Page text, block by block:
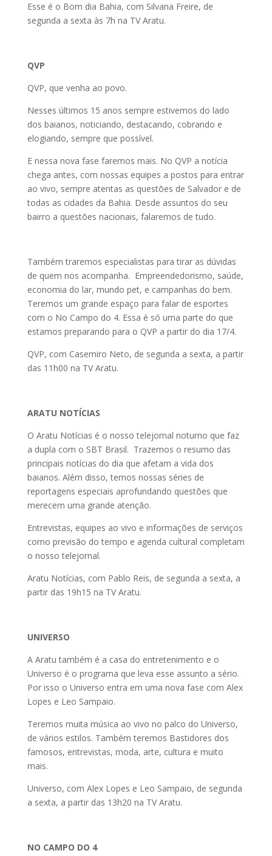
Esse é o Bom dia Bahia, com Silvana Freire, de
segunda a sexta às 7h na TV Aratu.
QVP
QVP, que venha ao povo.
Nesses últimos 15 anos sempre estivemos do lado
dos baianos, noticiando, destacando, cobrando e
elogiando, sempre que possível.
E nessa nova fase faremos mais. No QVP a notícia
chega antes, com nossas equipes a postos para entrar
ao vivo, sempre atentas as questões de Salvador e de
todas as cidades da Bahia. Desde assuntos do seu
bairro a questões nacionais, falaremos de tudo.
Também traremos especialistas para tirar as dúvidas
de quem nos acompanha. Empreendedorismo, saúde,
economia do lar, mundo pet, e campanhas do bem.
Teremos um grande espaço para falar de esportes
com o No Campo do 4. Essa é só uma parte do que
estamos preparando para o QVP a partir do dia 17/4.
QVP, com Casemiro Neto, de segunda a sexta, a partir
das 11h00 na TV Aratu.
ARATU NOTÍCIAS
O Aratu Notícias é o nosso telejornal noturno que faz
a dupla com o SBT Brasil. Trazemos o resumo das
principais notícias do dia que afetam a vida dos
baianos. Além disso, temos nossas séries de
reportagens especiais aprofundando questões que
merecem uma grande atenção.
Entrevistas, equipes ao vivo e informações de serviços
como previsão do tempo e agenda cultural completam
o nosso telejornal.
Aratu Notícias, com Pablo Reis, de segunda a sexta, a
partir das 19h15 na TV Aratu.
UNIVERSO
A Aratu também é a casa do entretenimento e o
Universo é o programa que leva esse assunto a sério.
Por isso o Universo entra em uma nova fase com Alex
Lopes e Leo Sampaio.
Teremos muita música ao vivo no palco do Universo,
de vários estilos. Também teremos Bastidores dos
famosos, entrevistas, moda, arte, cultura e muito
mais.
Universo, com Alex Lopes e Leo Sampaio, de segunda
a sexta, a partir das 13h20 na TV Aratu.
NO CAMPO DO 4